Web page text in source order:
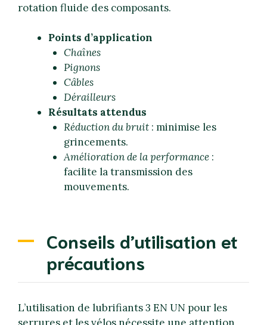
rotation fluide des composants.
Points d’application
Chaînes
Pignons
Câbles
Dérailleurs
Résultats attendus
Réduction du bruit: minimise les
grincements.
Amélioration de la performance:
facilite la transmission des
mouvements.
Conseils d’utilisation et
précautions
L’utilisation de lubrifiants 3 EN UN pour les